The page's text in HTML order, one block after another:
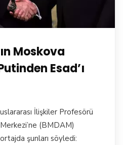
Moskova
Esad’ı
İlişkiler Profesörü
(BMDAM)
şunları söyledi: